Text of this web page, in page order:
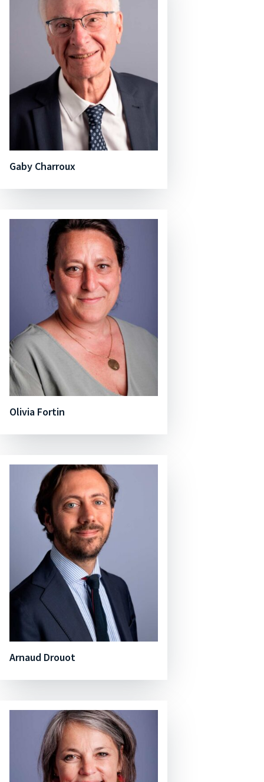
Gaby Charroux
Olivia Fortin
Arnaud Drouot